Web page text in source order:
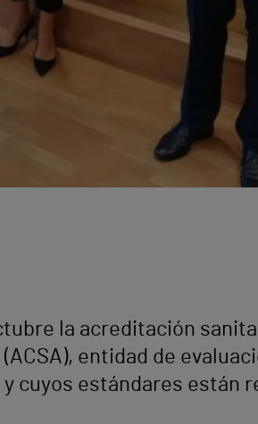
la acreditación
entidad de
cuyos estándares están